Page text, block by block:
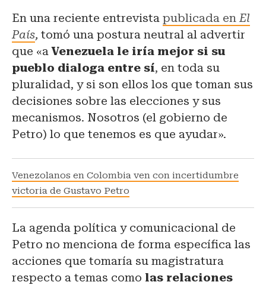
En una reciente entrevista publicada en El
País, tomó una postura neutral al advertir
que «aVenezuela le iría mejor si su
pueblo dialoga entre sí, en toda su
pluralidad, y si son ellos los que toman sus
decisiones sobre las elecciones y sus
mecanismos. Nosotros (el gobierno de
Petro) lo que tenemos es que ayudar».
Venezolanos en Colombia ven con incertidumbre
victoria de Gustavo Petro
La agenda política y comunicacional de
Petro no menciona de forma específica las
acciones que tomaría su magistratura
respecto a temas como las relaciones